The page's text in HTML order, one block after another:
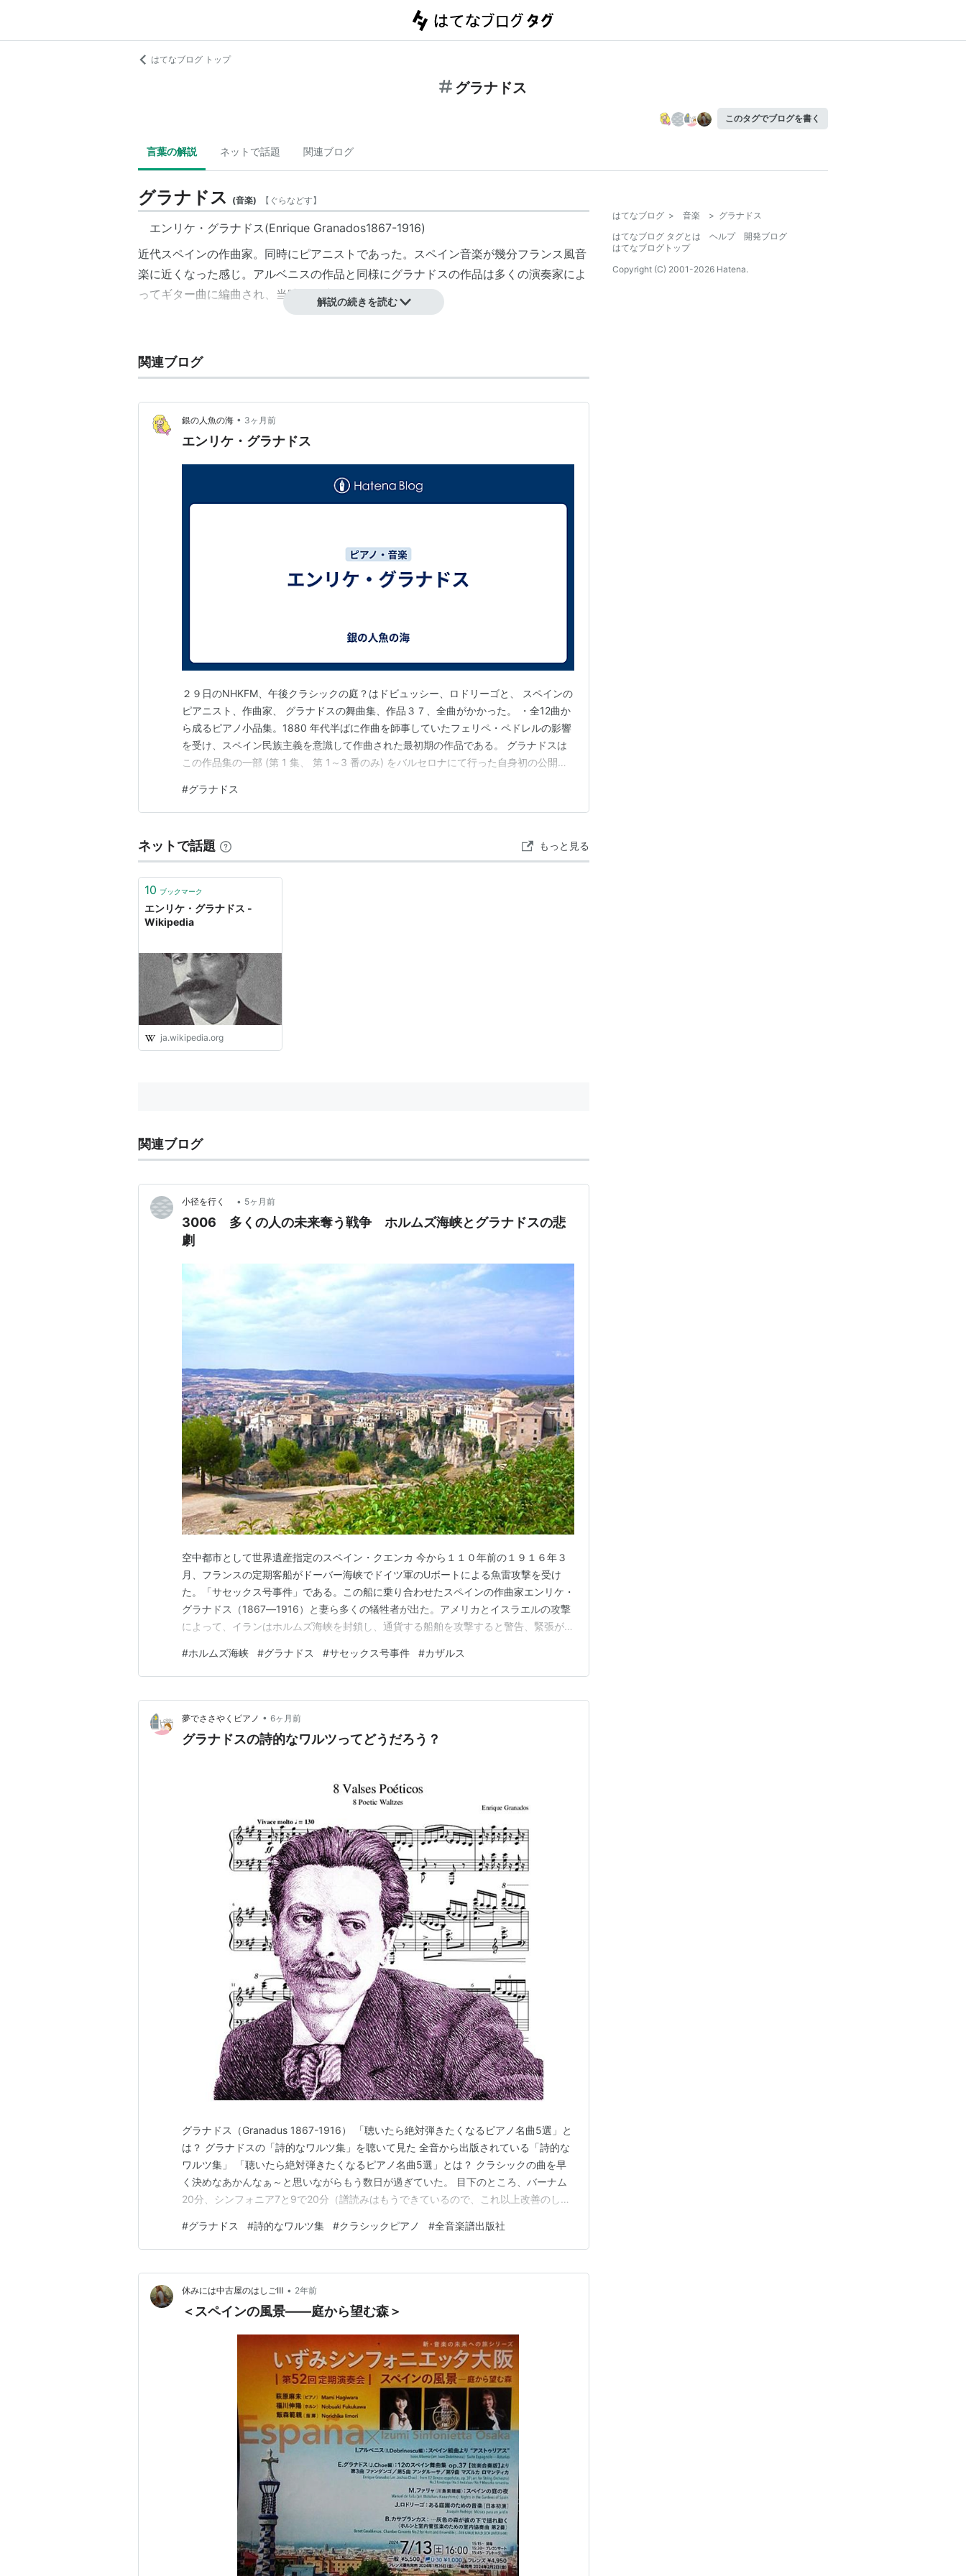
はてなブログ トップ
グラナドス
このタグでブログを書く
言葉の解説 ネットで話題 関連ブログ
グラナドス (音楽) 【 ぐらなどす】
エンリケ・グラナドス(Enrique Granados1867-1916)
近代スペインの作曲家。同時にピアニストであった。スペイン音楽が幾分フランス風音
楽に近くなった感じ。アルベニスの作品と同様にグラナドスの作品は多くの演奏家によ
ってギター曲に編曲され、当時から演奏され続けている。
け、犠牲となった。一度は救助されたグラナドスは、波間に浮き沈みする最愛の妻の姿
解説の続きを読む
関連ブログ
銀の人魚の海 • 3ヶ月前
エンリケ・グラナドス
２９日のNHKFM、午後クラシックの庭？はドビュッシー、ロドリーゴと、 スペインの
ピアニスト、作曲家、 グラナドスの舞曲集、作品３７、全曲がかかった。 ・全12曲か
ら成るピアノ小品集。1880 年代半ばに作曲を師事していたフェリペ・ペドレルの影響
を受け、スペイン民族主義を意識して作曲された最初期の作品である。 グラナドスは
この作品集の一部 (第 1 集、 第 1～3 番のみ) をバルセロナにて行った自身初の公開演
映画「エル・スール」で流れる曲が入っている。 wikiをみたら、早い死。かなり劇的
な４８歳での夫婦ともにの…
#グラナドス
ネットで話題 もっと見る
10 ブックマーク
エンリケ・グラナドス -
Wikipedia
ja.wikipedia.org
関連ブログ
小径を行く • 5ヶ月前
3006 多くの人の未来奪う戦争 ホルムズ海峡とグラナドスの悲
劇
空中都市として世界遺産指定のスペイン・クエンカ 今から１１０年前の１９１６年３
月、フランスの定期客船がドーバー海峡でドイツ軍のUボートによる魚雷攻撃を受け
た。「サセックス号事件」である。この船に乗り合わせたスペインの作曲家エンリケ・
グラナドス（1867―1916）と妻ら多くの犠牲者が出た。アメリカとイスラエルの攻撃
によって、イランはホルムズ海峡を封鎖し、通貨する船舶を攻撃すると警告、緊張が続
よぎるのだ。
#ホルムズ海峡 #グラナドス #サセックス号事件 #カザルス
夢でささやくピアノ • 6ヶ月前
グラナドスの詩的なワルツってどうだろう？
グラナドス（Granadus 1867-1916） 「聴いたら絶対弾きたくなるピアノ名曲5選」と
は？ グラナドスの「詩的なワルツ集」を聴いて見た 全音から出版されている「詩的な
ワルツ集」 「聴いたら絶対弾きたくなるピアノ名曲5選」とは？ クラシックの曲を早
く決めなあかんなぁ～と思いながらもう数日が過ぎていた。 目下のところ、バーナム
20分、シンフォニア7と9で20分（譜読みはもうできているので、これ以上改善のしど
時間の1時間にはあと20分足らない。 何かいい曲はないかなぁ～ YouTubeを徘徊して
いると↓の動画が目…
#グラナドス #詩的なワルツ集 #クラシックピアノ #全音楽譜出版社
休みには中古屋のはしごⅢ • 2年前
＜スペインの風景――庭から望む森＞
はてなブログ > 音楽 > グラナドス
はてなブログ タグとは
ヘルプ
開発ブログ
はてなブログトップ
Copyright (C) 2001-2026 Hatena.